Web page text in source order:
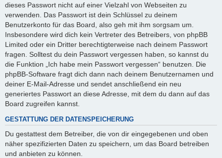
dieses Passwort nicht auf einer Vielzahl von Webseiten zu
verwenden. Das Passwort ist dein Schlüssel zu deinem
Benutzerkonto für das Board, also geh mit ihm sorgsam um.
Insbesondere wird dich kein Vertreter des Betreibers, von phpBB
Limited oder ein Dritter berechtigterweise nach deinem Passwort
fragen. Solltest du dein Passwort vergessen haben, so kannst du
die Funktion „Ich habe mein Passwort vergessen“ benutzen. Die
phpBB-Software fragt dich dann nach deinem Benutzernamen und
deiner E-Mail-Adresse und sendet anschließend ein neu
generiertes Passwort an diese Adresse, mit dem du dann auf das
Board zugreifen kannst.
GESTATTUNG DER DATENSPEICHERUNG
Du gestattest dem Betreiber, die von dir eingegebenen und oben
näher spezifizierten Daten zu speichern, um das Board betreiben
und anbieten zu können.